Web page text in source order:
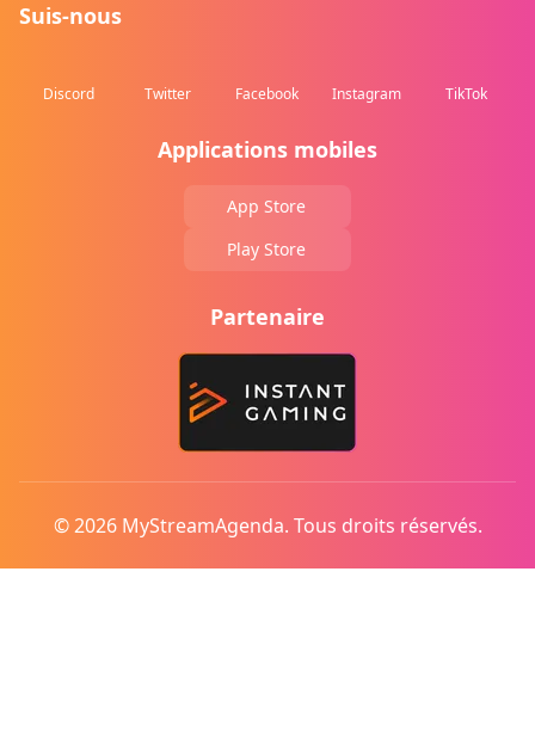
Suis-nous
Discord Twitter Facebook Instagram TikTok
Applications mobiles
App Store
Play Store
Partenaire
© 2026 MyStreamAgenda. Tous droits réservés.